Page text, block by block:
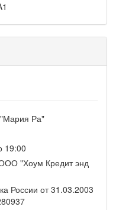
Ра"
19:00
"Хоум Кредит энд
России от 31.03.2003